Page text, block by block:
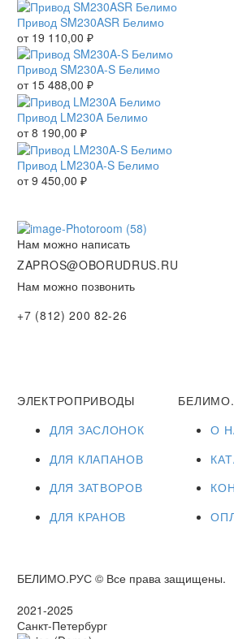
Привод SM230ASR Белимо
от 19 110,00 ₽
Привод SM230A-S Белимо
от 15 488,00 ₽
Привод LM230A Белимо
от8 190,00 ₽
Привод LM230A-S Белимо
от9 450,00 ₽
Нам можно написать
ZAPROS@OBORUDRUS.RU
Нам можно позвонить
+7 (812) 200 82-26
ЭЛЕКТРОПРИВОДЫ
ДЛЯ ЗАСЛОНОК
ДЛЯ КЛАПАНОВ
ДЛЯ ЗАТВОРОВ
ДЛЯ КРАНОВ
О
БЕЛИМО.РУС © Все права защищены.
2021-2025
Санкт-Петербург